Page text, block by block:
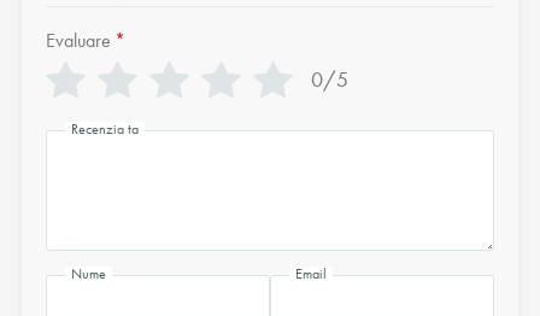
Evaluare *
0/5
Recenzia ta
Nume Email